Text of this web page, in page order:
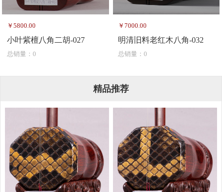
￥5800.00
小叶紫檀八角二胡-027
总销量：0
￥7000.00
明清旧料老红木八角-032
总销量：0
精品推荐